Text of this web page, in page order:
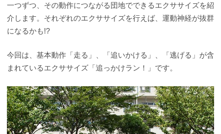
一つずつ、その動作につながる団地でできるエクササイズを紹
介します。それぞれのエクササイズを行えば、運動神経が抜群
になるかも!?
今回は、基本動作「走る」、「追いかける」、「逃げる」が含
まれているエクササイズ「追っかけラン！」です。